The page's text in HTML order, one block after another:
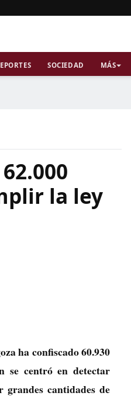
SOCIEDAD MÁS
la ley
ha confiscado 60.930
se centró en detectar
cantidades de